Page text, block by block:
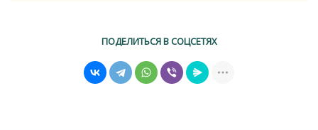
ПОДЕЛИТЬСЯ В СОЦСЕТЯХ